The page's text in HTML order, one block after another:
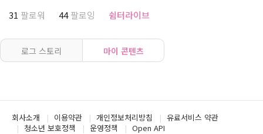
31 팔로워 44팔로잉 쉼터라이브
로그 스토리 마이 콘텐츠
회사소개 이용약관 개인정보처리방침
유료서비스 약관
청소년 보호정책
운영정책 Open API